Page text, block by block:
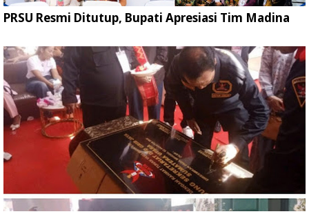
PRSU Resmi Ditutup, Bupati Apresiasi Tim Madina